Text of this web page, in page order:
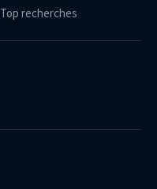
Top recherches